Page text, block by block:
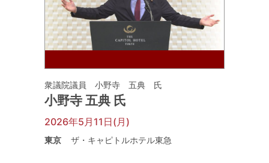
衆議院議員 小野寺 五典 氏
小野寺 五典 氏
2026年5月11日(月)
東京 ザ・キャピトルホテル東急